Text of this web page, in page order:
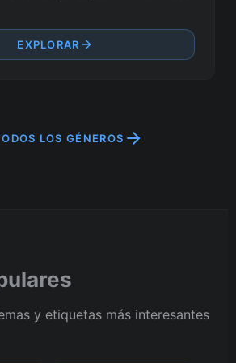
EXPLORAR
LOS GÉNEROS
y etiquetas más interesantes